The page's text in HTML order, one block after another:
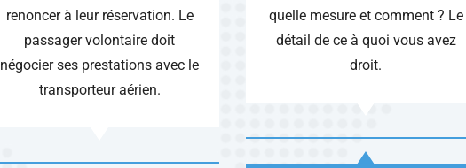
renoncer à leur réservation. Le
passager volontaire doit
négocier ses prestations avec le
transporteur aérien.
quelle mesure et comment ? Le
détail de ce à quoi vous avez
droit.